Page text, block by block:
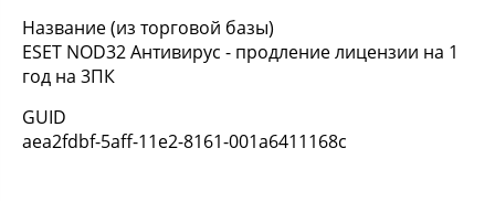
Название (из торговой базы)
ESET NOD32 Антивирус - продление лицензии на 1
год на 3ПК
GUID
aea2fdbf-5aff-11e2-8161-001a6411168c